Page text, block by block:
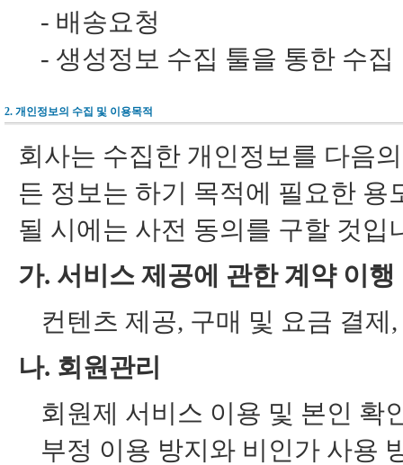
- 배송요청
- 생성정보 수집 툴을 통한 수집
2. 개인정보의 수집 및 이용목적
회사는 수집한 개인정보를 다음
든 정보는 하기 목적에 필요한
될 시에는 사전 동의를 구할 것입
가. 서비스 제공에 관한 계약 이
컨텐츠 제공, 구매 및 요금 결
나. 회원관리
회원제 서비스 이용 및 본인 확
부정 이용 방지와 비인가 사용